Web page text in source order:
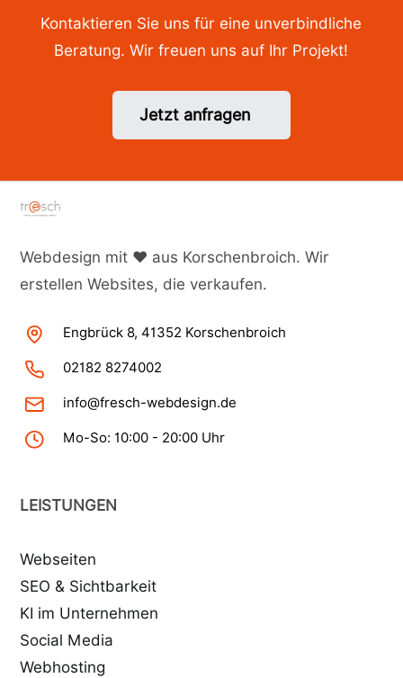
Kontaktieren Sie uns für eine unverbindliche
Beratung. Wir freuen uns auf Ihr Projekt!
Jetzt anfragen
Webdesign mit ♥ aus Korschenbroich. Wir
erstellen Websites, die verkaufen.
Engbrück 8, 41352 Korschenbroich
02182 8274002
info@fresch-webdesign.de
Mo-So: 10:00 - 20:00 Uhr
LEISTUNGEN
Webseiten
SEO & Sichtbarkeit
KI im Unternehmen
Social Media
Webhosting